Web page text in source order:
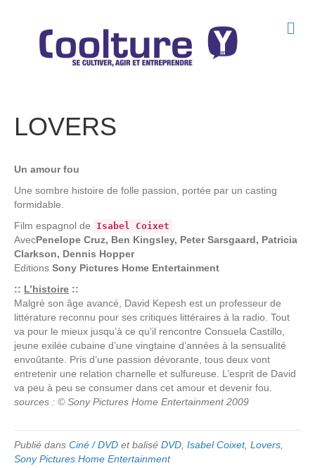
LOVERS
Un amour fou
Une sombre histoire de folle passion, portée par un casting
formidable.
Film espagnol de
Isabel Coixet
AvecPenelope Cruz, Ben Kingsley, Peter Sarsgaard, Patricia
Clarkson, Dennis Hopper
Editions Sony Pictures Home Entertainment
:: L’histoire ::
Malgré son âge avancé, David Kepesh est un professeur de
littérature reconnu pour ses critiques littéraires à la radio. Tout
va pour le mieux jusqu’à ce qu’il rencontre Consuela Castillo,
jeune exilée cubaine d’une vingtaine d’années à la sensualité
envoûtante. Pris d’une passion dévorante, tous deux vont
entretenir une relation charnelle et sulfureuse. L’esprit de David
va peu à peu se consumer dans cet amour et devenir fou.
sources : © Sony Pictures Home Entertainment 2009
Publié dans Ciné / DVD et balisé DVD Isabel Coixet, Lovers
Sony Pictures Home Entertainment